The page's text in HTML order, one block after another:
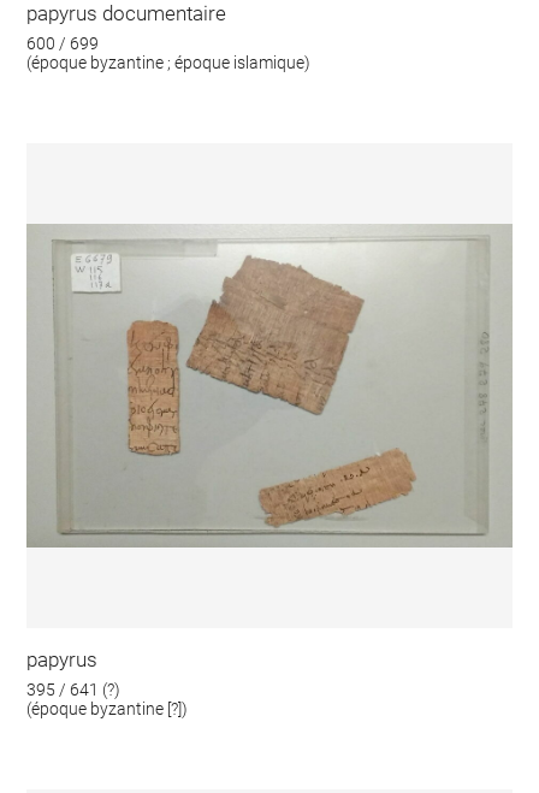
papyrus documentaire
600 / 699
(époque byzantine ; époque islamique)
papyrus
395 / 641 (?)
(époque byzantine [?])